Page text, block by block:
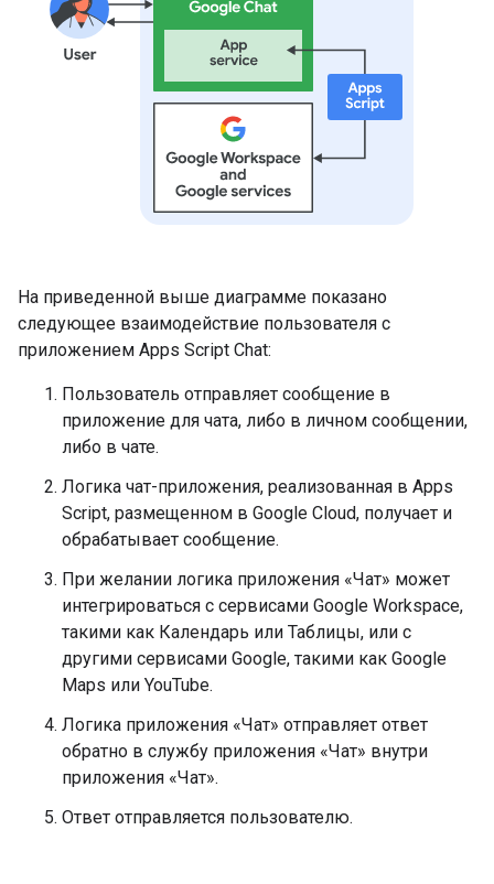
На приведенной выше диаграмме показано
следующее взаимодействие пользователя с
приложением Apps Script Chat:
Пользователь отправляет сообщение в
приложение для чата, либо в личном сообщении,
либо в чате.
Логика чат-приложения, реализованная в Apps
Script, размещенном в Google Cloud, получает и
обрабатывает сообщение.
При желании логика приложения «Чат» может
интегрироваться с сервисами Google Workspace,
такими как Календарь или Таблицы, или с
другими сервисами Google, такими как Google
Maps или YouTube.
Логика приложения «Чат» отправляет ответ
обратно в службу приложения «Чат» внутри
приложения «Чат».
Ответ отправляется пользователю.